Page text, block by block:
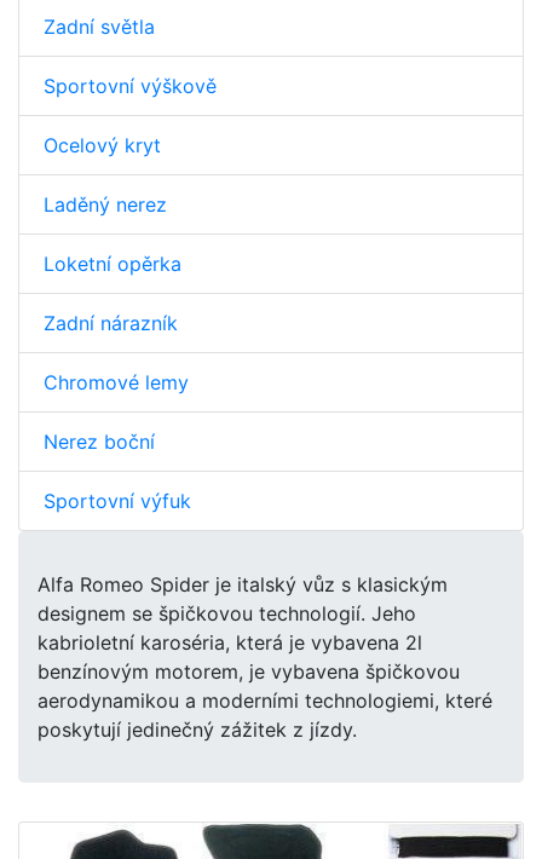
Zadní světla
Sportovní výškově
Ocelový kryt
Laděný nerez
Loketní opěrka
Zadní nárazník
Chromové lemy
Nerez boční
Sportovní výfuk
Alfa Romeo Spider je italský vůz s klasickým
designem se špičkovou technologií. Jeho
kabrioletní karoséria, která je vybavena 2l
benzínovým motorem, je vybavena špičkovou
aerodynamikou a moderními technologiemi, které
poskytují jedinečný zážitek z jízdy.